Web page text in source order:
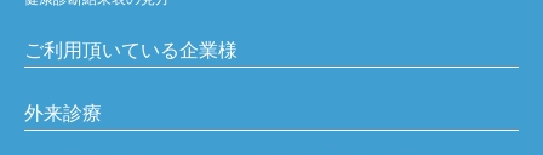
ご利用頂いている企業様
外来診療